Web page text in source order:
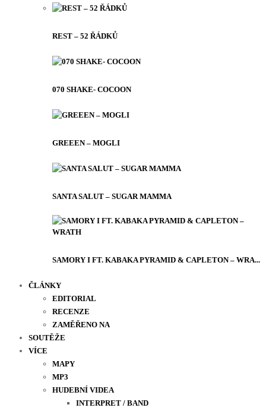
REST – 52 ŘÁDKŮ
070 SHAKE- COCOON
GREEEN – MOGLI
SANTA SALUT – SUGAR MAMMA
SAMORY I FT. KABAKA PYRAMID & CAPLETON – WRA...
ČLÁNKY
EDITORIAL
RECENZE
ZAMĚŘENO NA
SOUTĚŽE
VÍCE
MAPY
MP3
HUDEBNÍ VIDEA
INTERPRET / BAND